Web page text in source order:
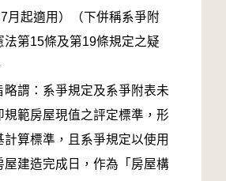
月起適用）（下併稱系爭附
法第15條及第19條規定之疑
略謂：系爭規定及系爭附表未
規範房屋現值之評定標準，形
計算標準，且系爭規定以使用
屋建造完成日，作為「房屋構